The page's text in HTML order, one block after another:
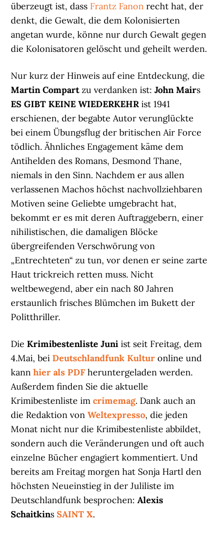
überzeugt ist, dass Frantz Fanon recht hat, der
denkt, die Gewalt, die dem Kolonisierten
angetan wurde, könne nur durch Gewalt gegen
die Kolonisatoren gelöscht und geheilt werden.
Nur kurz der Hinweis auf eine Entdeckung, die
Martin Compartzu verdanken ist:John Mairs
ES GIBT KEINE WIEDERKEHRist 1941
erschienen, der begabte Autor verunglückte
bei einem Übungsflug der britischen Air Force
tödlich. Ähnliches Engagement käme dem
Antihelden des Romans, Desmond Thane,
niemals in den Sinn. Nachdem er aus allen
verlassenen Machos höchst nachvollziehbaren
Motiven seine Geliebte umgebracht hat,
bekommt er es mit deren Auftraggebern, einer
nihilistischen, die damaligen Blöcke
übergreifenden Verschwörung von
„Entrechteten“ zu tun, vor denen er seine zarte
Haut trickreich retten muss. Nicht
weltbewegend, aber ein nach 80 Jahren
erstaunlich frisches Blümchen im Bukett der
Politthriller.
DieKrimibestenliste Juni ist seit Freitag, dem
4.Mai, bei Deutschlandfunk Kultur online und
kannhier als PDF heruntergeladen werden.
Außerdem finden Sie die aktuelle
Krimibestenliste imcrimemag. Dank auch an
die Redaktion vonWeltexpresso, die jeden
Monat nicht nur die Krimibestenliste abbildet,
sondern auch die Veränderungen und oft auch
einzelne Bücher engagiert kommentiert. Und
bereits am Freitag morgen hat Sonja Hartl den
höchsten Neueinstieg in der Juliliste im
Deutschlandfunk besprochen:Alexis
SchaitkinsSAINT X.